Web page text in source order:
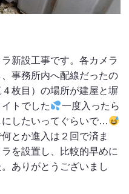
新設工事です。各カメラ
事務所内へ配線だったの
枚目）の場所が建屋と塀
トでした
一度入ったら
したいってぐらいで…
とか進入は２回で済ま
を設置し、比較的早めに
ありがとうございまし